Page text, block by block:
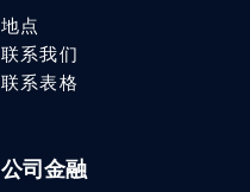
地点
联系我们
联系表格
公司金融